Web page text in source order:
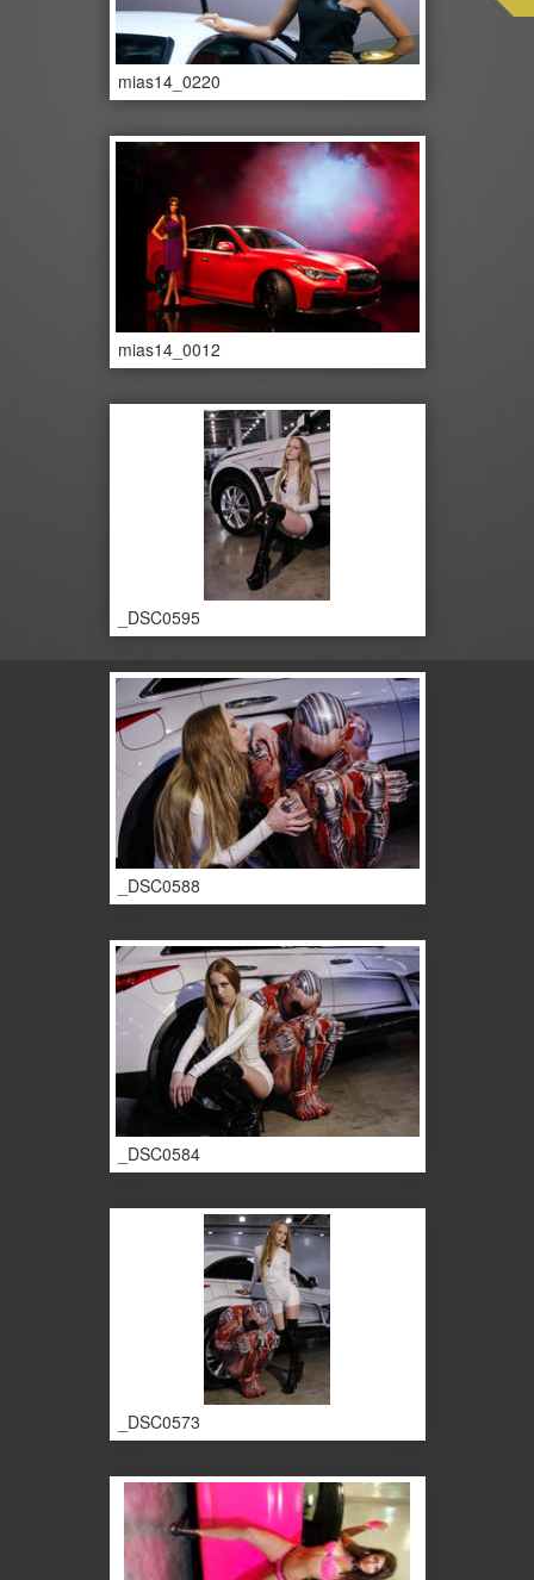
mias14_0220
mias14_0012
_DSC0595
_DSC0588
_DSC0584
_DSC0573